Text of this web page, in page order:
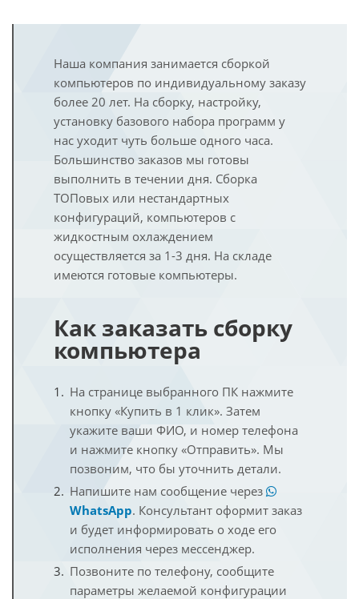
Наша компания занимается сборкой
компьютеров по индивидуальному заказу
более 20 лет. На сборку, настройку,
установку базового набора программ у
нас уходит чуть больше одного часа.
Большинство заказов мы готовы
выполнить в течении дня. Сборка
ТОПовых или нестандартных
конфигураций, компьютеров с
жидкостным охлаждением
осуществляется за 1-3 дня. На складе
имеются готовые компьютеры.
Как заказать сборку
компьютера
На странице выбранного ПК нажмите
кнопку «Купить в 1 клик». Затем
укажите ваши ФИО, и номер телефона
и нажмите кнопку «Отправить». Мы
позвоним, что бы уточнить детали.
Напишите нам сообщение через
WhatsApp. Консультант оформит заказ
и будет информировать о ходе его
исполнения через мессенджер.
Позвоните по телефону, сообщите
параметры желаемой конфигурации